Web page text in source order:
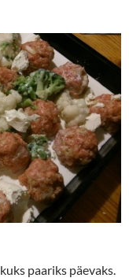
paariks päevaks.